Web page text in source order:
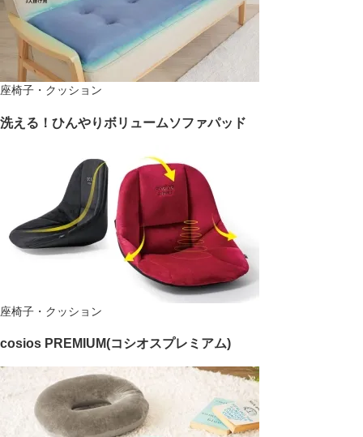
座椅子・クッション
洗える！ひんやりボリュームソファパッド
座椅子・クッション
cosios PREMIUM(コシオスプレミアム)